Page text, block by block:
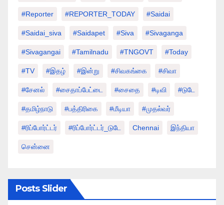
#Reporter #REPORTER_TODAY #saidai
#saidai_siva #saidapet #Siva #Sivaganga
#sivagangai #tamilnadu #TNGOVT #today
#TV #இதழ் #இன்று #சிவகங்கை #சிவா
#சேனல் #சைதாப்பேட்டை #சைதை #டிவி #டுடே
#தமிழ்நாடு #பத்திரிகை #மீடியா #முதல்வர்
#ரிப்போர்ட்டர் #ரிப்போர்ட்டர்_டுடே Chennai இந்தியா
சென்னை
Posts Slider